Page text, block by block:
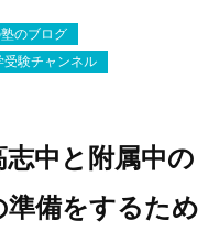
のブログ
受験チャンネル
志中と附属中の
準備をするため